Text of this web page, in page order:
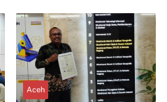
Aceh